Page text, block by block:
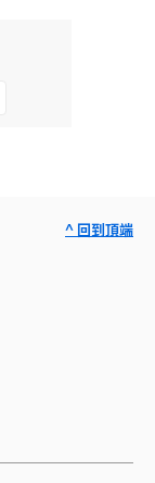
^ 回到頂端